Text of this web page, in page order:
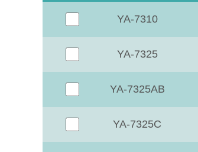
YA-7310
YA-7325
YA-7325AB
YA-7325C